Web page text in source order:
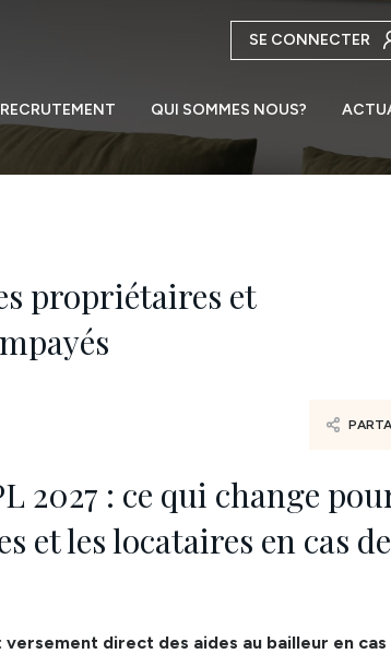
SE CONNECTER
RECRUTEMENT QUI SOMMES NOUS?
propriétaires et
2027 : ce qui change
et les locataires en cas
versement direct des aides au bailleur en